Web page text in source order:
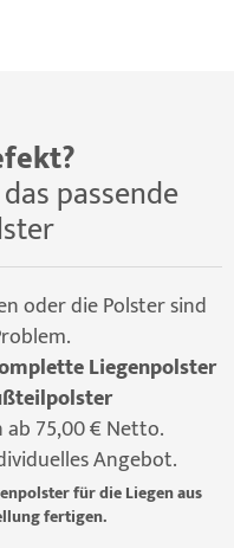
passende
oder die Polster sind
Liegenpolster
ab 75,00 € Netto.
Angebot.
für die Liegen aus
fertigen.